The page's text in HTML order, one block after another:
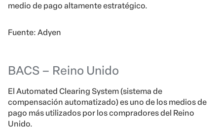
medio de pago altamente estratégico.
Fuente: Adyen
BACS – Reino Unido
El Automated Clearing System (sistema de
compensación automatizado) es uno de los medios de
pago más utilizados por los compradores del Reino
Unido.